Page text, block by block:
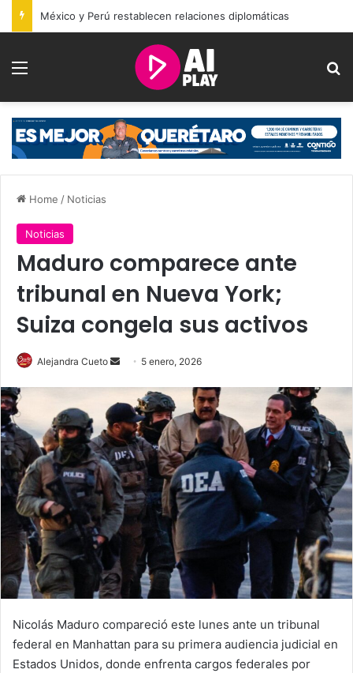
México y Perú restablecen relaciones diplomáticas
Menu
Home / Noticias
Noticias
Maduro comparece ante
tribunal en Nueva York;
Suiza congela sus activos
Alejandra Cueto
Send
email
5 enero, 2026
Nicolás Maduro compareció este lunes ante un tribunal
federal en Manhattan para su primera audiencia judicial en
Estados Unidos, donde enfrenta cargos federales por